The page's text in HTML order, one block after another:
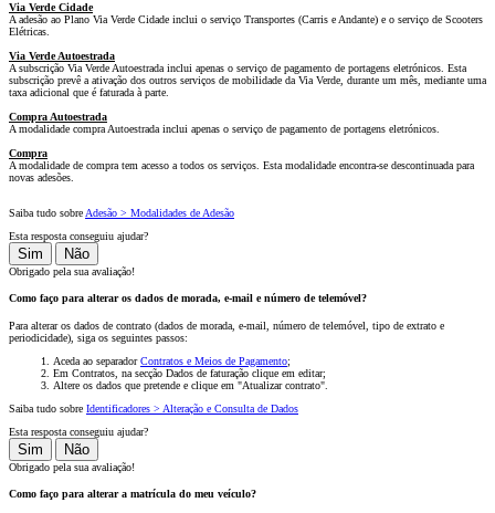
Via Verde Cidade
A adesão ao Plano Via Verde Cidade inclui o serviço Transportes (Carris e Andante) e o serviço de Scooters
Elétricas.
Via Verde Autoestrada
A subscrição Via Verde Autoestrada inclui apenas o serviço de pagamento de portagens eletrónicos. Esta
subscrição prevê a ativação dos outros serviços de mobilidade da Via Verde, durante um mês, mediante uma
taxa adicional que é faturada à parte.
Compra Autoestrada
A modalidade compra Autoestrada inclui apenas o serviço de pagamento de portagens eletrónicos.
Compra
A modalidade de compra tem acesso a todos os serviços. Esta modalidade encontra-se descontinuada para
novas adesões.
Saiba tudo sobre Adesão > Modalidades de Adesão
Esta resposta conseguiu ajudar?
Sim Não
Obrigado pela sua avaliação!
Como faço para alterar os dados de morada, e-mail e número de telemóvel?
Para alterar os dados de contrato (dados de morada, e-mail, número de telemóvel, tipo de extrato e
periodicidade), siga os seguintes passos:
Aceda ao separadorContratos e Meios de Pagamento;
Em Contratos, na secção Dados de faturação clique em editar;
Altere os dados que pretende e clique em "Atualizar contrato".
Saiba tudo sobre Identificadores > Alteração e Consulta de Dados
Esta resposta conseguiu ajudar?
Sim Não
Obrigado pela sua avaliação!
Como faço para alterar a matrícula do meu veículo?